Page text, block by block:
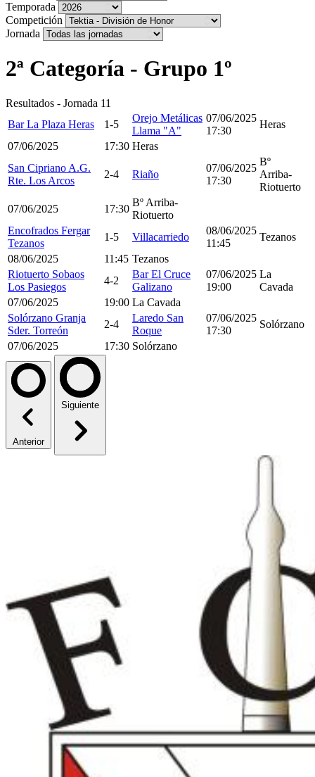
Temporada
Competición
Jornada
2ª Categoría - Grupo 1º
Resultados - Jornada 11
Bar La Plaza Heras
1-5
Orejo Metálicas
Llama "A"
07/06/2025
17:30
Heras
07/06/2025
17:30 Heras
San Cipriano A.G.
Rte. Los Arcos
2-4 Riaño
07/06/2025
17:30
Bº
Arriba-
Riotuerto
07/06/2025
17:30
Bº Arriba-
Riotuerto
Encofrados Fergar
Tezanos
1-5 Villacarriedo
08/06/2025
11:45
Tezanos
08/06/2025
11:45 Tezanos
Riotuerto Sobaos
Los Pasiegos
4-2
Bar El Cruce
Galizano
07/06/2025
19:00
La
Cavada
07/06/2025
19:00 La Cavada
Solórzano Granja
Sder. Torreón
2-4
Laredo San
Roque
07/06/2025
17:30
Solórzano
07/06/2025
17:30 Solórzano
Anterior
Siguiente